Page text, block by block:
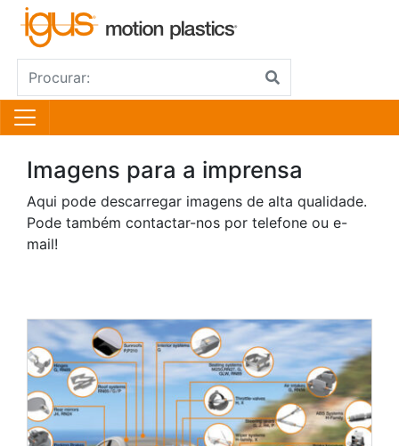
Imagens para a imprensa
Aqui pode descarregar imagens de alta qualidade.
Pode também contactar-nos por telefone ou e-
mail!